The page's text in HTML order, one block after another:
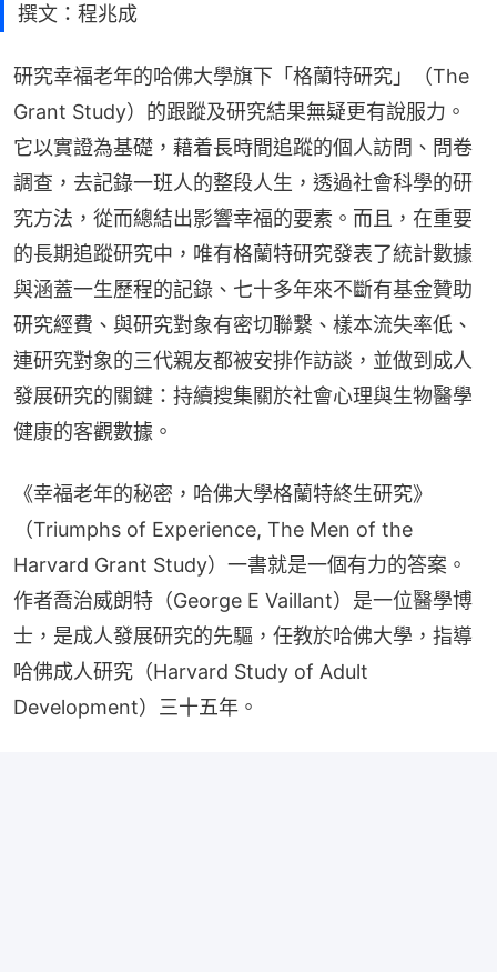
撰文：程兆成
研究幸福老年的哈佛大學旗下「格蘭特研究」（The
Grant Study）的跟蹤及研究結果無疑更有說服力。
它以實證為基礎，藉着長時間追蹤的個人訪問、問卷
調查，去記錄一班人的整段人生，透過社會科學的研
究方法，從而總結出影響幸福的要素。而且，在重要
的長期追蹤研究中，唯有格蘭特研究發表了統計數據
與涵蓋一生歷程的記錄、七十多年來不斷有基金贊助
研究經費、與研究對象有密切聯繫、樣本流失率低、
連研究對象的三代親友都被安排作訪談，並做到成人
發展研究的關鍵：持續搜集關於社會心理與生物醫學
健康的客觀數據。
《幸福老年的秘密，哈佛大學格蘭特終生研究》
（Triumphs of Experience, The Men of the
Harvard Grant Study）一書就是一個有力的答案。
作者喬治威朗特（George E Vaillant）是一位醫學博
士，是成人發展研究的先驅，任教於哈佛大學，指導
哈佛成人研究（Harvard Study of Adult
Development）三十五年。